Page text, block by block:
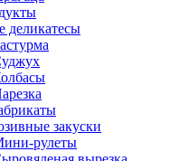
деликатесы
закуски
рулеты